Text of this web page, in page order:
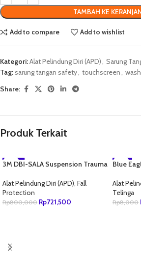
TAMBAH KE
Add to compare Add to wishlist
Kategori:Alat Pelindung Diri (APD)
Sarung
Tag:sarung tangan safety touchscreen
Share:
Produk Terkait
-10%
3M DBI-SALA Suspension Trauma
9501403
Alat Pelindung Diri (APD), Fall
Protection
Rp800,000 Rp721,500
-7%
Blue
Alat
Telinga
Rp8,000